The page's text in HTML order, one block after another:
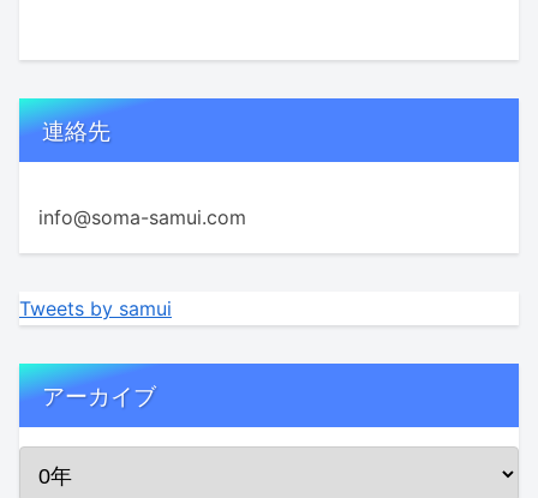
連絡先
info@soma-samui.com
Tweets by samui
アーカイブ